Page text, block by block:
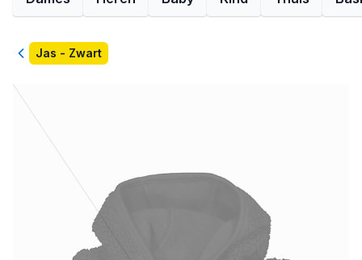
TerugJas - Zwart